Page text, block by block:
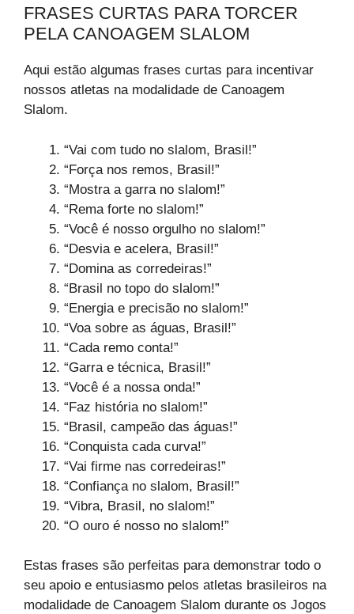
FRASES CURTAS PARA TORCER
PELA CANOAGEM SLALOM
Aqui estão algumas frases curtas para incentivar
nossos atletas na modalidade de Canoagem
Slalom.
“Vai com tudo no slalom, Brasil!”
“Força nos remos, Brasil!”
“Mostra a garra no slalom!”
“Rema forte no slalom!”
“Você é nosso orgulho no slalom!”
“Desvia e acelera, Brasil!”
“Domina as corredeiras!”
“Brasil no topo do slalom!”
“Energia e precisão no slalom!”
“Voa sobre as águas, Brasil!”
“Cada remo conta!”
“Garra e técnica, Brasil!”
“Você é a nossa onda!”
“Faz história no slalom!”
“Brasil, campeão das águas!”
“Conquista cada curva!”
“Vai firme nas corredeiras!”
“Confiança no slalom, Brasil!”
“Vibra, Brasil, no slalom!”
“O ouro é nosso no slalom!”
Estas frases são perfeitas para demonstrar todo o
seu apoio e entusiasmo pelos atletas brasileiros na
modalidade de Canoagem Slalom durante os Jogos